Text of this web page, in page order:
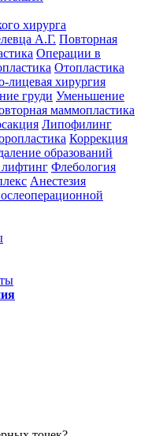
хирурга
А.Г. Повторная
Операции в
Отопластика
лицевая хирургия
груди Уменьшение
маммопластика
Липофилинг
Коррекция
образований
Флебология
Анестезия